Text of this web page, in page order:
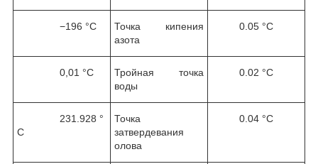
−196 °С
Точка кипения
азота
0.05 °С
0,01 °С
Тройная точка
воды
0.02 °С
231.928 °
С
Точка
затвердевания
олова
0.04 °С